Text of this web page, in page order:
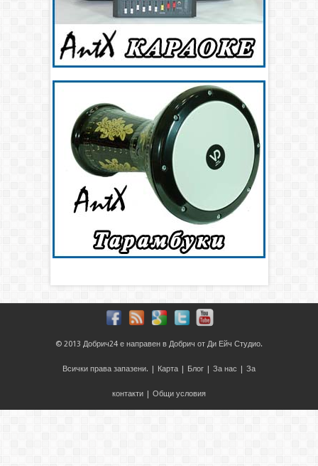
© 2013 Добрич24 е направен в Добрич от Ди Ейч Студио.
Всички права запазени. | Карта Блог За нас За
контакти Общи условия